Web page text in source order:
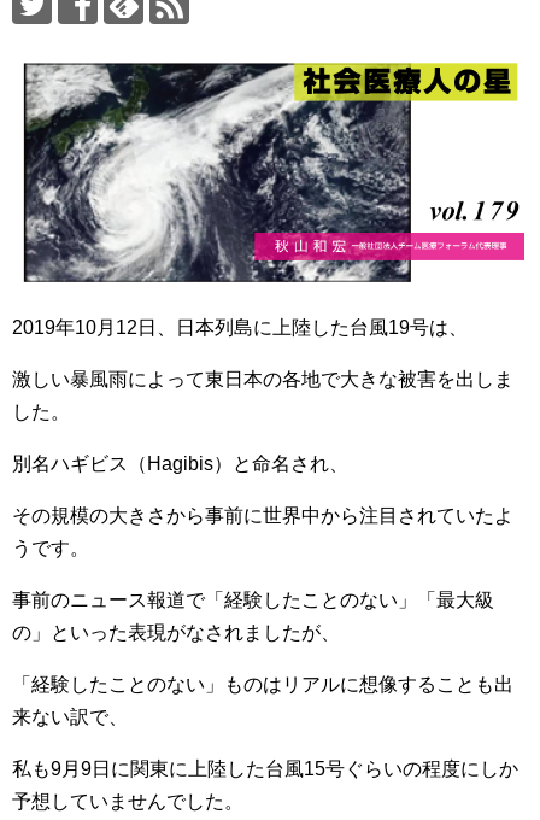
2019年10月12日、日本列島に上陸した台風19号は、
激しい暴風雨によって東日本の各地で大きな被害を出しま
した。
別名ハギビス（Hagibis）と命名され、
その規模の大きさから事前に世界中から注目されていたよ
うです。
事前のニュース報道で「経験したことのない」「最大級
の」といった表現がなされましたが、
「経験したことのない」ものはリアルに想像することも出
来ない訳で、
私も9月9日に関東に上陸した台風15号ぐらいの程度にしか
予想していませんでした。